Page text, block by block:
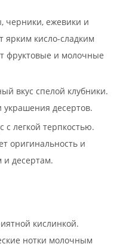
черники, ежевики и
ярким кисло-сладким
фруктовые и молочные
вкус спелой клубники.
десертов.
с легкой терпкостью.
оригинальность и
и десертам.
кислинкой.
нотки молочным